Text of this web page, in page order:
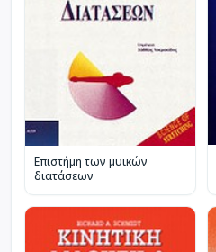
Επιστήμη των μυικών
διατάσεων